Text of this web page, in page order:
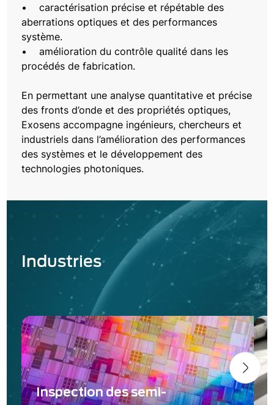
• caractérisation précise et répétable des
aberrations optiques et des performances
système.
• amélioration du contrôle qualité dans les
procédés de fabrication.
En permettant une analyse quantitative et précise
des fronts d’onde et des propriétés optiques,
Exosens accompagne ingénieurs, chercheurs et
industriels dans l’amélioration des performances
des systèmes et le développement des
technologies photoniques.
Industries
Inspection des semi-